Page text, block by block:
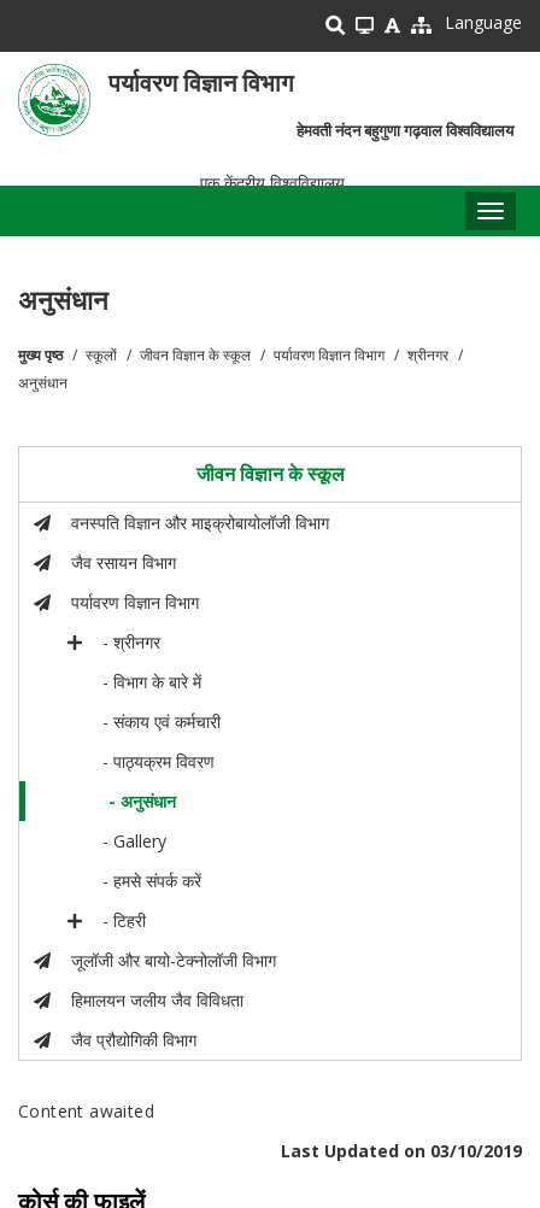
main
content
Language
पर्यावरण विज्ञान विभाग
हेमवती नंदन बहुगुणा गढ़वाल विश्वविद्यालय
एक केंद्रीय विश्वविद्यालय
अनुसंधान
पग
मुख्य पृष्ठ स्कूलों जीवन विज्ञान के स्कूल पर्यावरण विज्ञान विभाग
श्रीनगर
अनुसंधान
जीवन विज्ञान के स्कूल
वनस्पति विज्ञान और माइक्रोबायोलॉजी विभाग
जैव रसायन विभाग
पर्यावरण विज्ञान विभाग
- श्रीनगर
- विभाग के बारे में
- संकाय एवं कर्मचारी
- पाठ्यक्रम विवरण
- अनुसंधान
- Gallery
- हमसे संपर्क करें
- टिहरी
जूलॉजी और बायो-टेक्नोलॉजी विभाग
हिमालयन जलीय जैव विविधता
जैव प्रौद्योगिकी विभाग
Content awaited
Last Updated on 03/10/2019
कोर्स की फाइलें